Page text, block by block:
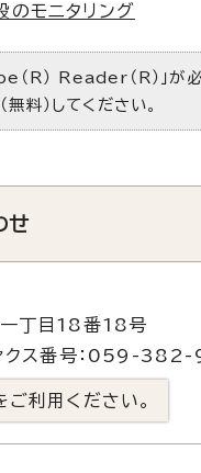
モニタリング
R） Reader（R）」が
料）してください。
せ
丁目18番18号
ス番号：059-
利用ください。